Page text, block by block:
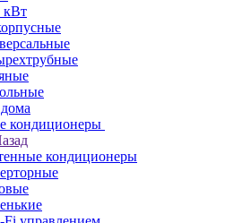
кВт
кондиционеры
кондиционеры